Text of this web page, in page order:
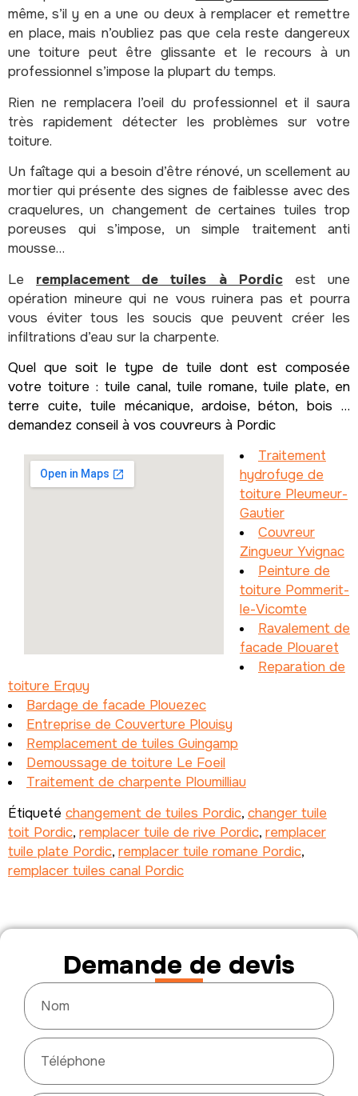
même, s’il y en a une ou deux à remplacer et remettre
en place, mais n’oubliez pas que cela reste dangereux
une toiture peut être glissante et le recours à un
professionnel s’impose la plupart du temps.
Rien ne remplacera l’oeil du professionnel et il saura
très rapidement détecter les problèmes sur votre
toiture.
Un faîtage qui a besoin d’être rénové, un scellement au
mortier qui présente des signes de faiblesse avec des
craquelures, un changement de certaines tuiles trop
poreuses qui s’impose, un simple traitement anti
mousse…
Le remplacement de tuiles à Pordicest une
opération mineure qui ne vous ruinera pas et pourra
vous éviter tous les soucis que peuvent créer les
infiltrations d’eau sur la charpente.
Quel que soit le type de tuile dont est composée
votre toiture : tuile canal, tuile romane, tuile plate, en
terre cuite, tuile mécanique, ardoise, béton, bois …
demandez conseil à vos couvreurs à Pordic
Traitement
hydrofuge de
toiture Pleumeur-
Gautier
Couvreur
Zingueur Yvignac
Peinture de
toiture Pommerit-
le-Vicomte
Ravalement de
facade Plouaret
Reparation de
toiture Erquy
Bardage de facade Plouezec
Entreprise de Couverture Plouisy
Remplacement de tuiles Guingamp
Demoussage de toiture Le Foeil
Traitement de charpente Ploumilliau
Étiqueté changement de tuiles Pordic, changer tuile
toit Pordic, remplacer tuile de rive Pordic, remplacer
tuile plate Pordic, remplacer tuile romane Pordic,
remplacer tuiles canal Pordic
Demande de devis